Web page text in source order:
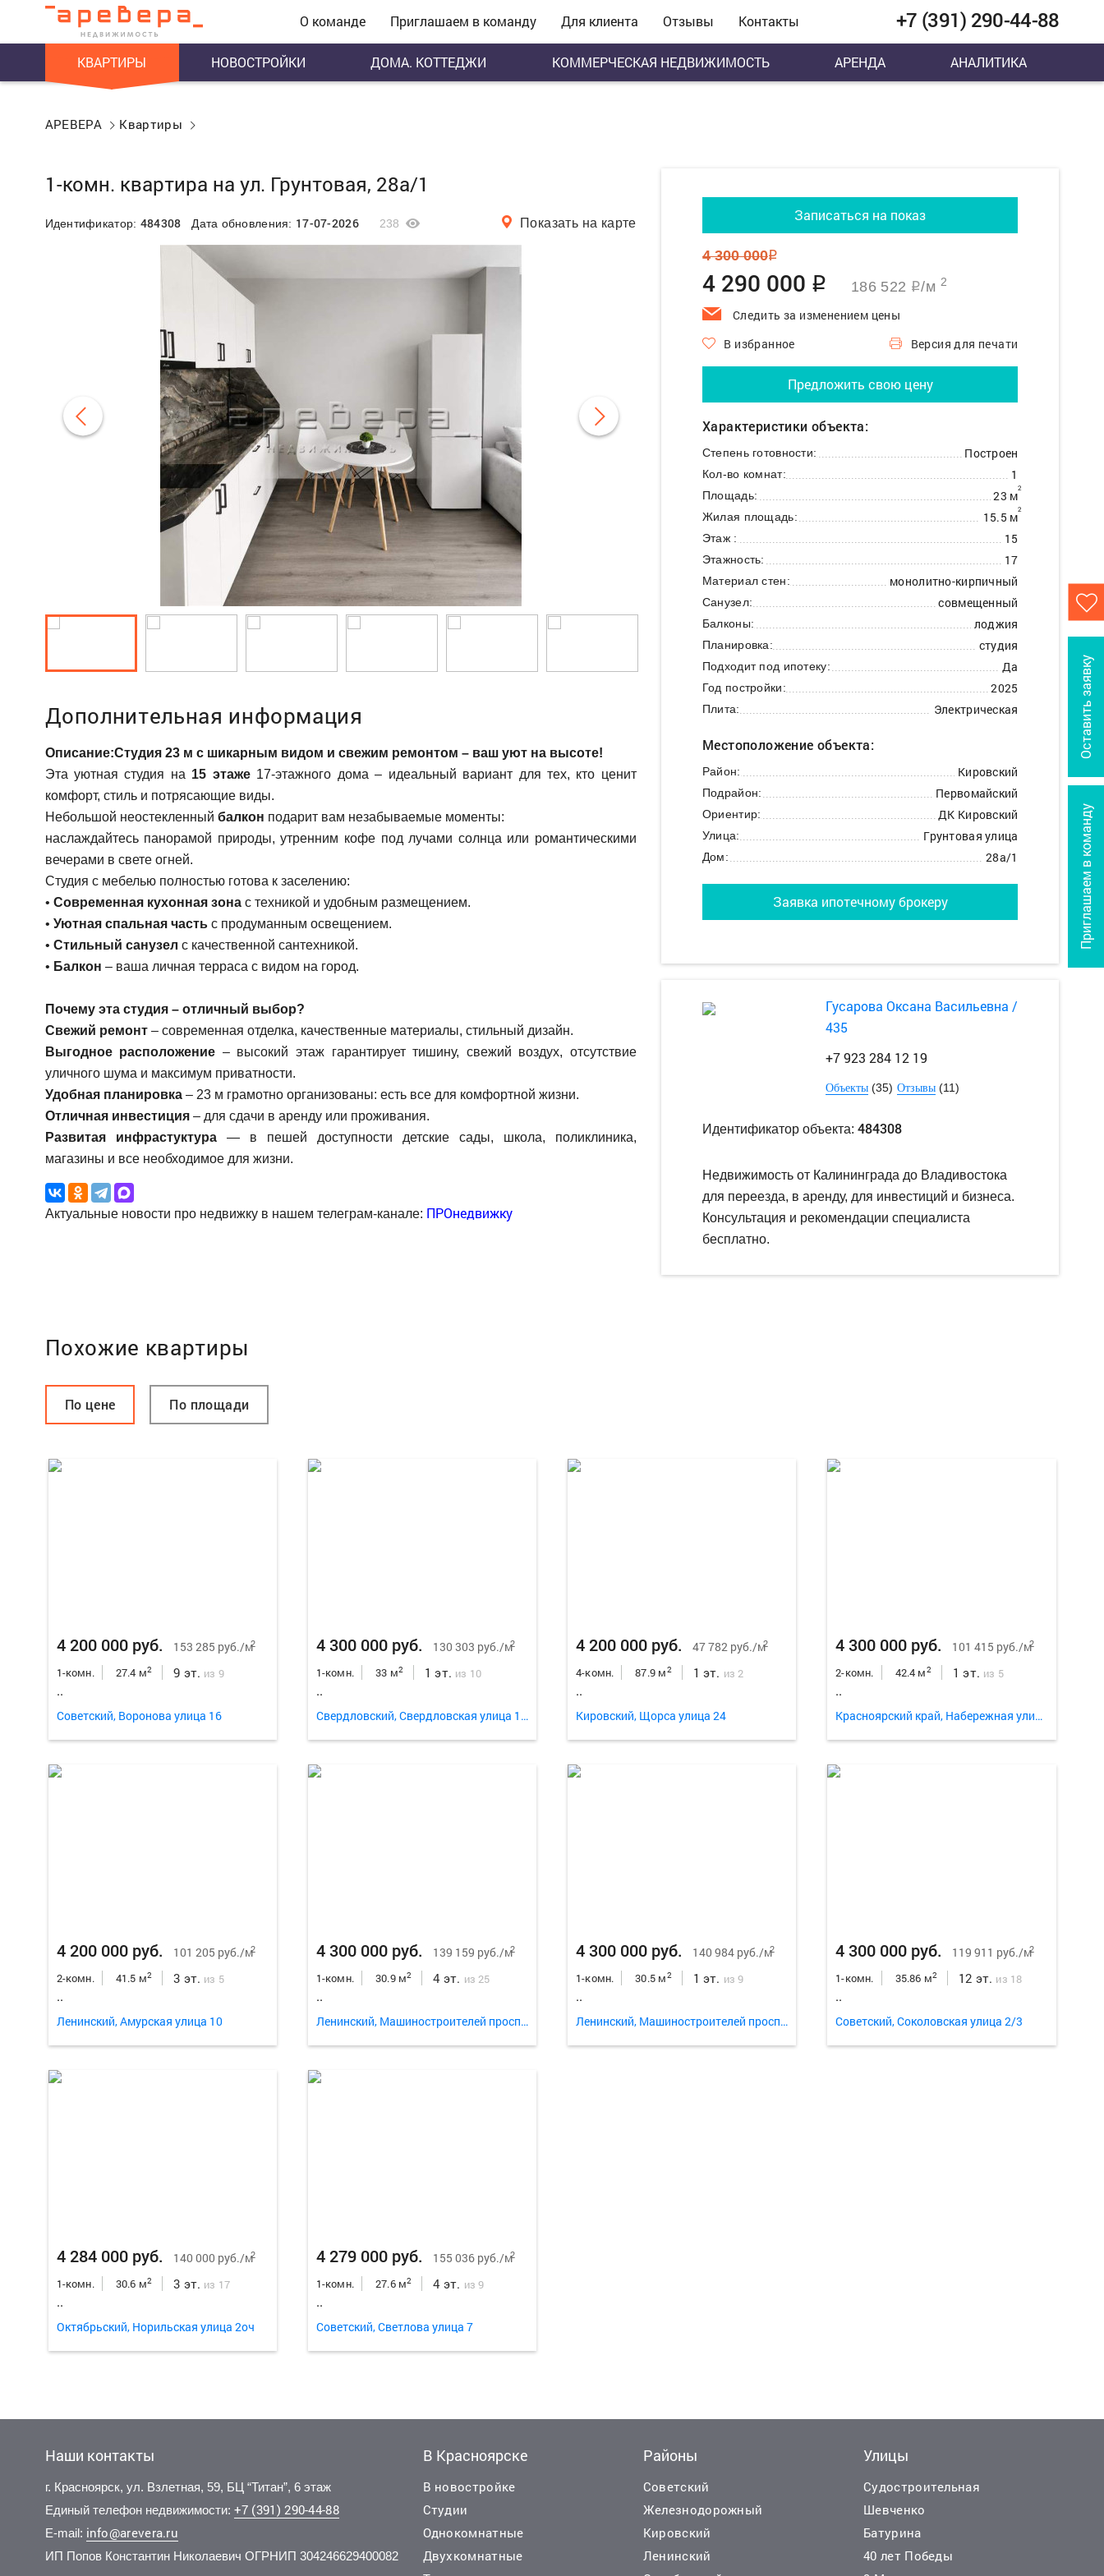
О команде Приглашаем в команду Для клиента Отзывы Контакты +7 (391) 290-44-88
КВАРТИРЫ НОВОСТРОЙКИ ДОМА. КОТТЕДЖИ КОММЕРЧЕСКАЯ НЕДВИЖИМОСТЬ АРЕНДА АНАЛИТИКА
Приглашаем в команду
Оставить заявку
АРЕВЕРА Квартиры
1-комн. квартира на ул. Грунтовая, 28а/1
Идентификатор: 484308 Дата обновления: 17-07-2026 238 Показать на карте
Дополнительная информация
Описание:Студия 23 м с шикарным видом и свежим ремонтом – ваш уют на высоте!
Эта уютная студия на 15 этаже17-этажного дома – идеальный вариант для тех, кто ценит
комфорт, стиль и потрясающие виды.
Небольшой неостекленный балкон подарит вам незабываемые моменты:
наслаждайтесь панорамой природы, утренним кофе под лучами солнца или романтическими
вечерами в свете огней.
Студия с мебелью полностью готова к заселению:
• Современная кухонная зонас техникой и удобным размещением.
• Уютная спальная частьс продуманным освещением.
• Стильный санузел с качественной сантехникой.
• Балкон – ваша личная терраса с видом на город.
Почему эта студия – отличный выбор?
Свежий ремонт– современная отделка, качественные материалы, стильный дизайн.
Выгодное расположение – высокий этаж гарантирует тишину, свежий воздух, отсутствие
уличного шума и максимум приватности.
Удобная планировка– 23 м грамотно организованы: есть все для комфортной жизни.
Отличная инвестиция– для сдачи в аренду или проживания.
Развитая инфрастуктура— в пешей доступности детские сады, школа, поликлиника,
магазины и все необходимое для жизни.
Актуальные новости про недвижку в нашем телеграм-канале: ПРОнедвижку
Записаться на показ
4 300 000q
4 290 000 q 186 522 q/м 2
Следить за изменением цены
В избранное
Версия для печати
Предложить свою цену
Характеристики объекта:
Степень готовности: Построен
Кол-во комнат: 1
Площадь: 23 м2
Жилая площадь: 15.5 м2
Этаж : 15
Этажность: 17
Материал стен: монолитно-кирпичный
Санузел: совмещенный
Балконы: лоджия
Планировка: студия
Подходит под ипотеку: Да
Год постройки: 2025
Плита: Электрическая
Местоположение объекта:
Район: Кировский
Подрайон: Первомайский
Ориентир: ДК Кировский
Улица: Грунтовая улица
Дом: 28а/1
Заявка ипотечному брокеру
Гусарова Оксана Васильевна /
435
+7 923 284 12 19
Объекты(35) Отзывы(11)
Идентификатор объекта: 484308
Недвижимость от Калининграда до Владивостока
для переезда, в аренду, для инвестиций и бизнеса.
Консультация и рекомендации специалиста
бесплатно.
Похожие квартиры
По цене По площади
4 200 000 руб. 153 285 руб./м2
1-комн. 27.4 м2 9 эт. из 9
..
Советский, Воронова улица 16
4 300 000 руб. 130 303 руб./м2
1-комн. 33 м2 1 эт. из 10
..
Свердловский, Свердловская улица 115
4 200 000 руб. 47 782 руб./м2
4-комн. 87.9 м2 1 эт. из 2
..
Кировский, Щорса улица 24
4 300 000 руб. 101 415 руб./м2
2-комн. 42.4 м2 1 эт. из 5
..
Красноярский край, Набережная улица 3
4 200 000 руб. 101 205 руб./м2
2-комн. 41.5 м2 3 эт. из 5
..
Ленинский, Амурская улица 10
4 300 000 руб. 139 159 руб./м2
1-комн. 30.9 м2 4 эт. из 25
..
Ленинский, Машиностроителей проспект 35
4 300 000 руб. 140 984 руб./м2
1-комн. 30.5 м2 1 эт. из 9
..
Ленинский, Машиностроителей проспект 31а
4 300 000 руб. 119 911 руб./м2
1-комн. 35.86 м2 12 эт. из 18
..
Советский, Соколовская улица 2/3
4 284 000 руб. 140 000 руб./м2
1-комн. 30.6 м2 3 эт. из 17
..
Октябрьский, Норильская улица 2оч
4 279 000 руб. 155 036 руб./м2
1-комн. 27.6 м2 4 эт. из 9
..
Советский, Светлова улица 7
4 200 000 руб. 176 471 руб./м2 4 550 000 руб. 192 797 руб./м2 3 500 000 руб. 150 215 руб./м 4 800 000 руб.
Наши контакты
г. Красноярск, ул. Взлетная, 59, БЦ “Титан”, 6 этаж
Единый телефон недвижимости: +7 (391) 290-44-88
E-mail: info@arevera.ru
ИП Попов Константин Николаевич ОГРНИП 304246629400082
В Красноярске
В новостройке
Студии
Однокомнатные
Двухкомнатные
Районы
Советский
Железнодорожный
Кировский
Ленинский
Улицы
Судостроительная
Шевченко
Батурина
40 лет Победы